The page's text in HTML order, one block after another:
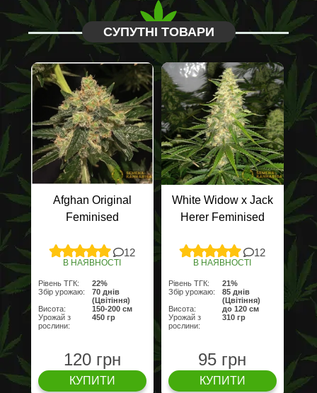
СУПУТНІ ТОВАРИ
Afghan Original
Feminised
12
В НАЯВНОСТІ
Рівень ТГК:
22%
Збір урожаю:
70 днів
(Цвітіння)
Висота:
150-200 см
Урожай з
рослини:
450 гр
120 грн
КУПИТИ
White Widow x Jack
Herer Feminised
12
В НАЯВНОСТІ
Рівень ТГК:
21%
Збір урожаю:
85 днів
(Цвітіння)
Висота:
до 120 см
Урожай з
рослини:
310 гр
95 грн
КУПИТИ